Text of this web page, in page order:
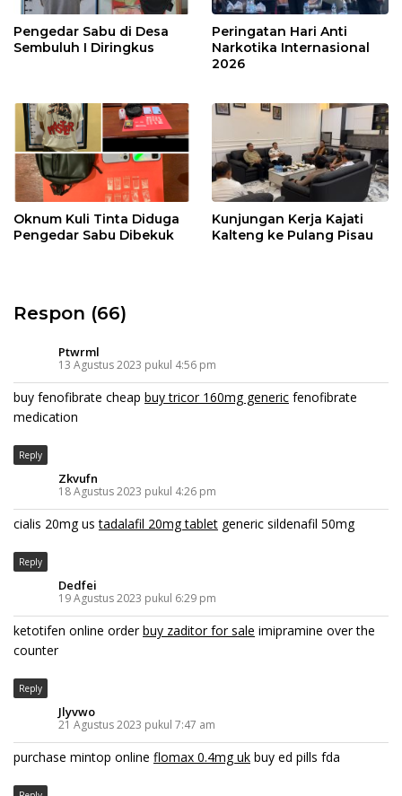
Pengedar Sabu di Desa
Sembuluh I Diringkus
Peringatan Hari Anti
Narkotika Internasional
2026
Oknum Kuli Tinta Diduga
Pengedar Sabu Dibekuk
Kunjungan Kerja Kajati
Kalteng ke Pulang Pisau
Respon (66)
Ptwrml
13 Agustus 2023 pukul 4:56 pm
buy fenofibrate cheap buy tricor 160mg generic fenofibrate
medication
Reply
Zkvufn
18 Agustus 2023 pukul 4:26 pm
cialis 20mg ustadalafil 20mg tablet generic sildenafil 50mg
Reply
Dedfei
19 Agustus 2023 pukul 6:29 pm
ketotifen online orderbuy zaditor for sale imipramine over the
counter
Reply
Jlyvwo
21 Agustus 2023 pukul 7:47 am
purchase mintop online flomax 0.4mg uk buy ed pills fda